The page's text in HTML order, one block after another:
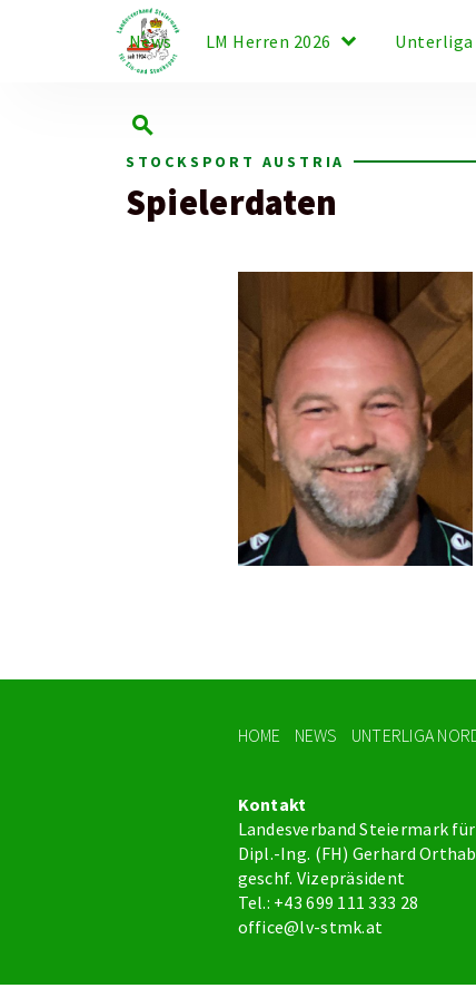
News LM Herren 2026 keyboard_arrow_down Unterliga
search
STOCKSPORT AUSTRIA
Spielerdaten
HOME NEWS UNTERLIGA
Kontakt
Landesverband Steiermark
Dipl.-Ing. (FH) Gerhard
geschf. Vizepräsident
Tel.: +43 699 111 333 28
office@lv-stmk.at